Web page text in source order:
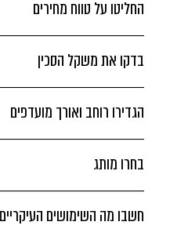
החליטו על טווח מחירים
בדקו את משקל הסכין
הגדירו רוחב ואורך מועדפים
בחרו מותג
חשבו מה השימושים